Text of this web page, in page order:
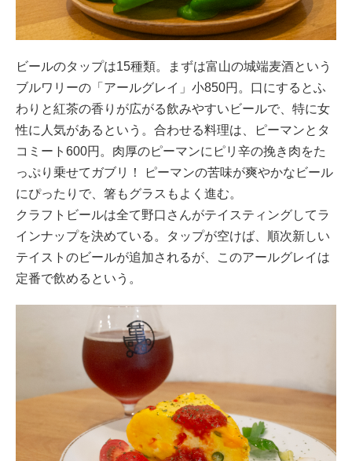
ビールのタップは15種類。まずは富山の城端麦酒という
ブルワリーの「アールグレイ」小850円。口にするとふ
わりと紅茶の香りが広がる飲みやすいビールで、特に女
性に人気があるという。合わせる料理は、ピーマンとタ
コミート600円。肉厚のピーマンにピリ辛の挽き肉をた
っぷり乗せてガブリ！ ピーマンの苦味が爽やかなビール
にぴったりで、箸もグラスもよく進む。
クラフトビールは全て野口さんがテイスティングしてラ
インナップを決めている。タップが空けば、順次新しい
テイストのビールが追加されるが、このアールグレイは
定番で飲めるという。